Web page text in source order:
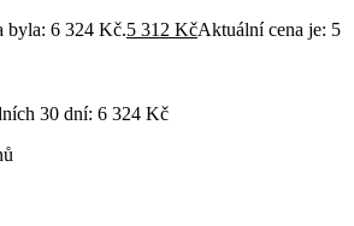
byla: 6 324 Kč.5 312 KčAktuální cena je: 5
30 dní: 6 324 Kč